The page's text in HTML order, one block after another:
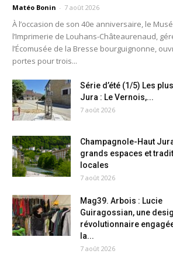
Matéo Bonin - 7 août 2026
À l’occasion de son 40e anniversaire, le
l’Imprimerie de Louhans-Châteaurenaud,
l’Écomusée de la Bresse bourguignonne,
portes pour trois...
Série d’été (1/5) Les
Jura : Le Vernois,...
7 août 2026
Champagnole-Haut
grands espaces et
locales
7 août 2026
Mag39. Arbois : Lucie
Guiragossian, une
révolutionnaire
la...
7 août 2026